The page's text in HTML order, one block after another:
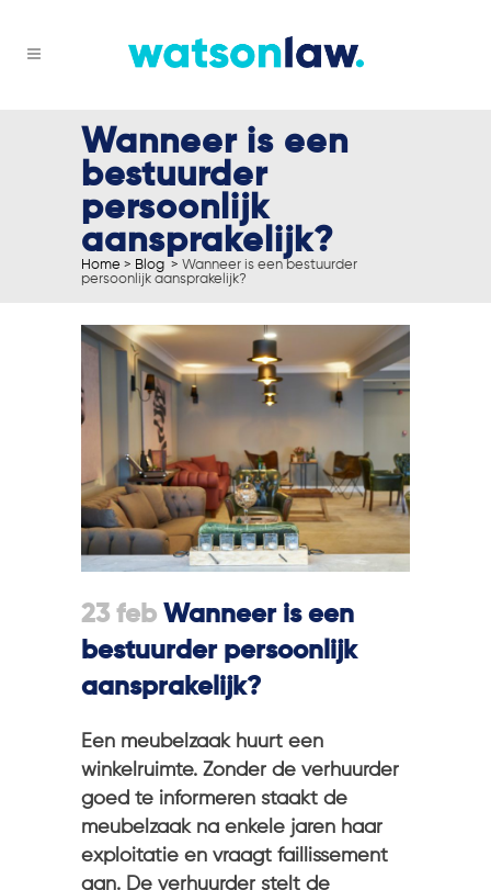
Wanneer is een
bestuurder
persoonlijk
aansprakelijk?
Home > Blog > Wanneer is een bestuurder
persoonlijk aansprakelijk?
23 feb Wanneer is een
bestuurder persoonlijk
aansprakelijk?
Een meubelzaak huurt een
winkelruimte. Zonder de verhuurder
goed te informeren staakt de
meubelzaak na enkele jaren haar
exploitatie en vraagt faillissement
aan. De verhuurder stelt de